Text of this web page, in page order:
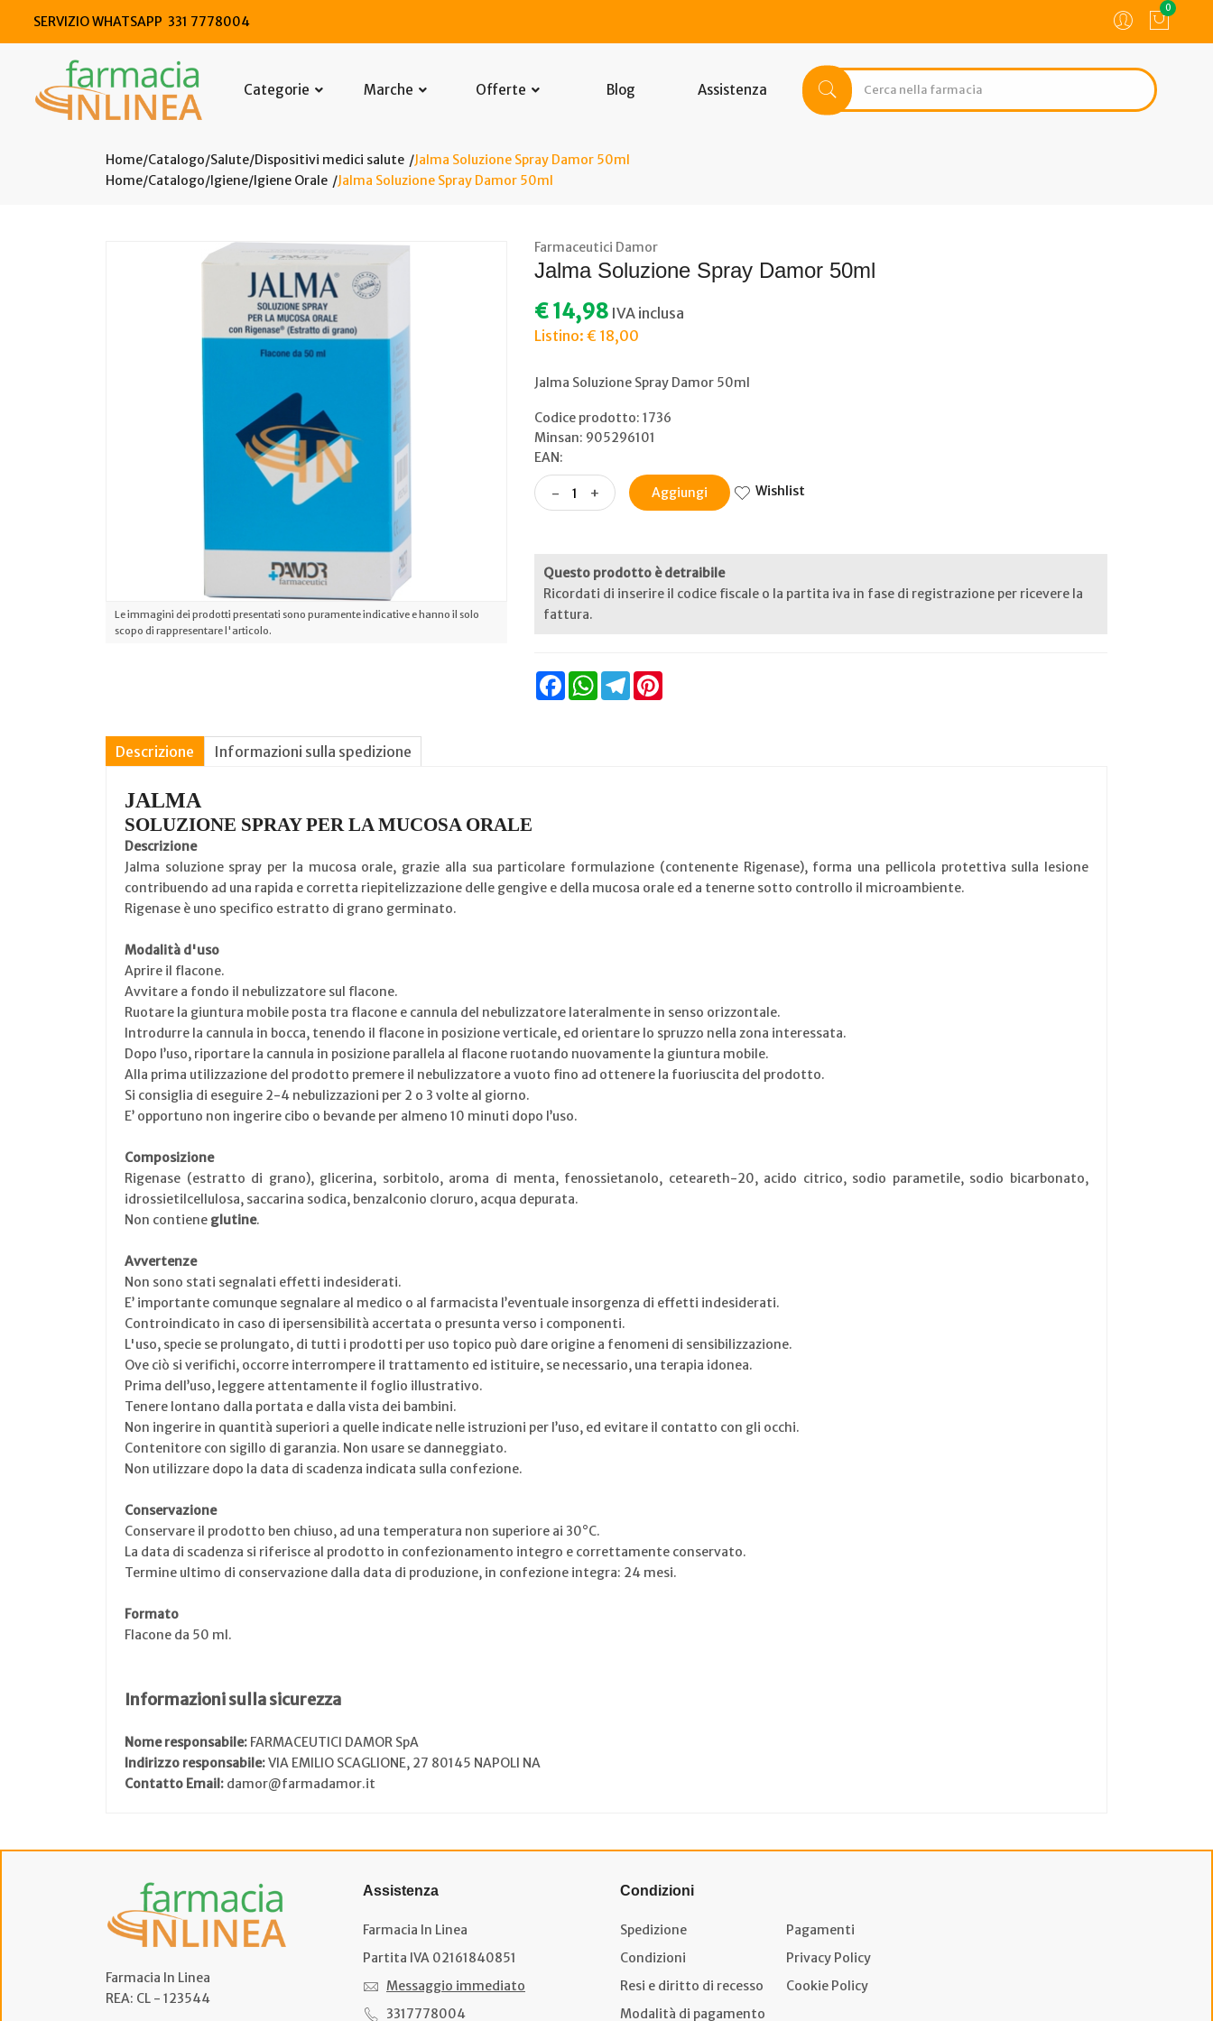
SERVIZIO WHATSAPP 331 7778004
0
Categorie Marche Offerte Blog Assistenza
Home Catalogo/Salute/Dispositivi medici salute Jalma Soluzione Spray Damor 50ml
Home Catalogo/Igiene/Igiene Orale Jalma Soluzione Spray Damor 50ml
Le immagini dei prodotti presentati sono puramente indicative e hanno il solo
scopo di rappresentare l'articolo.
Farmaceutici Damor
Jalma Soluzione Spray Damor 50ml
€ 14,98 IVA inclusa
Listino: € 18,00
Jalma Soluzione Spray Damor 50ml
Codice prodotto: 1736
Minsan: 905296101
EAN:
- + Aggiungi Wishlist
Questo prodotto è detraibile
Ricordati di inserire il codice fiscale o la partita iva in fase di registrazione per ricevere la
fattura.
FacebookWhatsAppTelegram
Descrizione Informazioni sulla spedizione
JALMA
SOLUZIONE SPRAY PER LA MUCOSA ORALE
Descrizione
Jalma soluzione spray per la mucosa orale, grazie alla sua particolare formulazione (contenente Rigenase), forma una pellicola protettiva sulla lesione
contribuendo ad una rapida e corretta riepitelizzazione delle gengive e della mucosa orale ed a tenerne sotto controllo il microambiente.
Rigenase è uno specifico estratto di grano germinato.
Modalità d'uso
Aprire il flacone.
Avvitare a fondo il nebulizzatore sul flacone.
Ruotare la giuntura mobile posta tra flacone e cannula del nebulizzatore lateralmente in senso orizzontale.
Introdurre la cannula in bocca, tenendo il flacone in posizione verticale, ed orientare lo spruzzo nella zona interessata.
Dopo l’uso, riportare la cannula in posizione parallela al flacone ruotando nuovamente la giuntura mobile.
Alla prima utilizzazione del prodotto premere il nebulizzatore a vuoto fino ad ottenere la fuoriuscita del prodotto.
Si consiglia di eseguire 2-4 nebulizzazioni per 2 o 3 volte al giorno.
E’ opportuno non ingerire cibo o bevande per almeno 10 minuti dopo l’uso.
Composizione
Rigenase (estratto di grano), glicerina, sorbitolo, aroma di menta, fenossietanolo, ceteareth-20, acido citrico, sodio parametile, sodio bicarbonato,
idrossietilcellulosa, saccarina sodica, benzalconio cloruro, acqua depurata.
Non contiene glutine.
Avvertenze
Non sono stati segnalati effetti indesiderati.
E’ importante comunque segnalare al medico o al farmacista l’eventuale insorgenza di effetti indesiderati.
Controindicato in caso di ipersensibilità accertata o presunta verso i componenti.
L'uso, specie se prolungato, di tutti i prodotti per uso topico può dare origine a fenomeni di sensibilizzazione.
Ove ciò si verifichi, occorre interrompere il trattamento ed istituire, se necessario, una terapia idonea.
Prima dell’uso, leggere attentamente il foglio illustrativo.
Tenere lontano dalla portata e dalla vista dei bambini.
Non ingerire in quantità superiori a quelle indicate nelle istruzioni per l’uso, ed evitare il contatto con gli occhi.
Contenitore con sigillo di garanzia. Non usare se danneggiato.
Non utilizzare dopo la data di scadenza indicata sulla confezione.
Conservazione
Conservare il prodotto ben chiuso, ad una temperatura non superiore ai 30°C.
La data di scadenza si riferisce al prodotto in confezionamento integro e correttamente conservato.
Termine ultimo di conservazione dalla data di produzione, in confezione integra: 24 mesi.
Formato
Flacone da 50 ml.
Informazioni sulla sicurezza
Nome responsabile: FARMACEUTICI DAMOR SpA
Indirizzo responsabile:VIA EMILIO SCAGLIONE, 27 80145 NAPOLI NA
Contatto Email: damor@farmadamor.it
Farmacia In Linea
REA: CL - 123544
Assistenza
Farmacia In Linea
Partita IVA 02161840851
Messaggio immediato
3317778004
Condizioni
Spedizione
Pagamenti
Condizioni
Privacy Policy
Resi e diritto di recesso
Cookie Policy
Modalità di pagamento